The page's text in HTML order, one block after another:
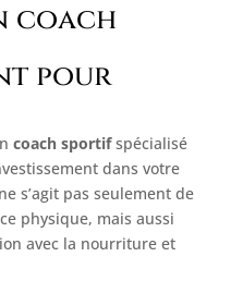
coach
pour
coach sportifspécialisé
dans votre
s’agit pas seulement de
physique, mais aussi
avec la nourriture et